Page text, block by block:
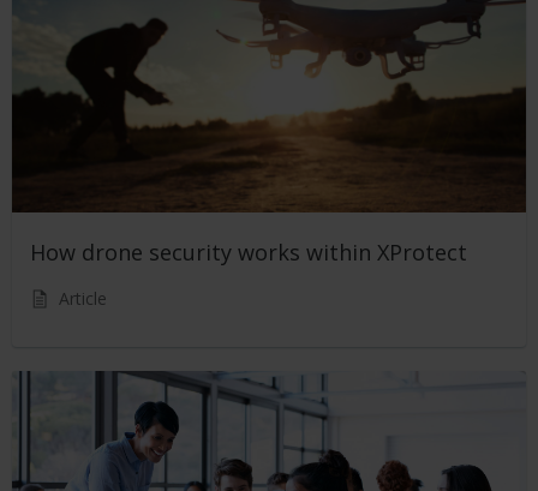
How drone security works within XProtect
Article